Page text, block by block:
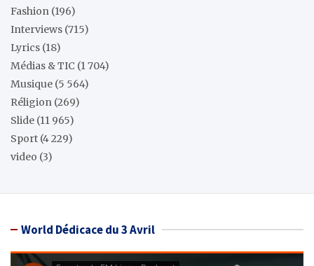
Fashion (196)
Interviews (715)
Lyrics (18)
Médias & TIC (1 704)
Musique (5 564)
Réligion (269)
Slide (11 965)
Sport (4 229)
video (3)
World Dédicace du 3 Avril